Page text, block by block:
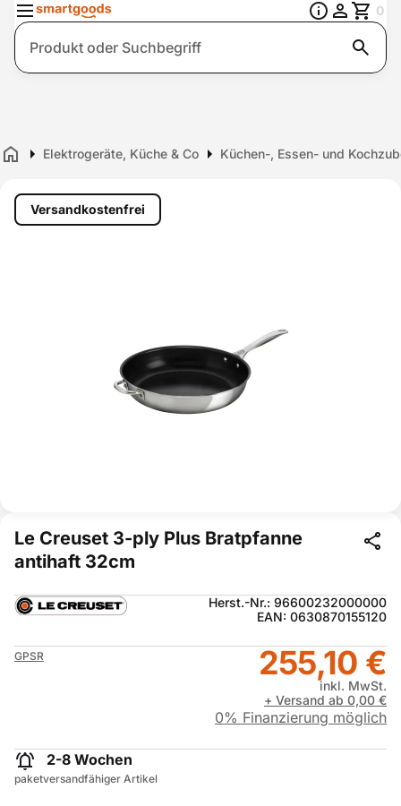
Suche
0
Home Elektrogeräte, Küche & Co Küchen-, Essen- und
Versandkostenfrei
Le Creuset 3-ply Plus Bratpfanne
antihaft 32cm
Herst.-Nr.: 96600232000000
EAN: 0630870155120
GPSR 255,10 €
inkl. MwSt.
+ Versand ab 0,00 €
0% Finanzierung möglich
2-8 Wochen
paketversandfähiger Artikel